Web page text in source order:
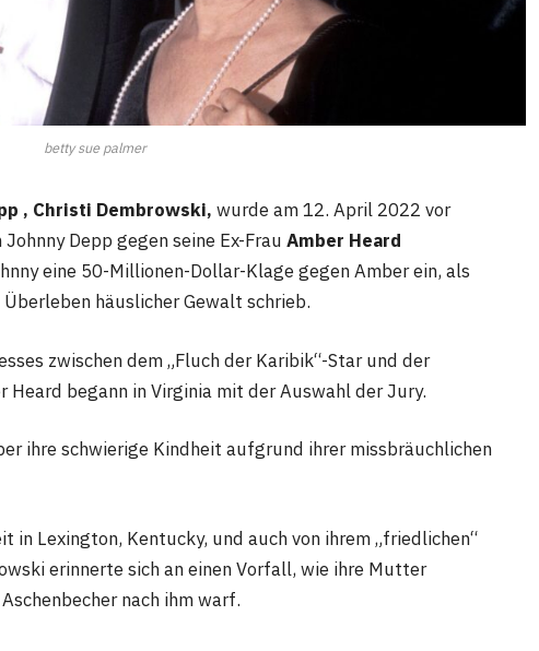
betty sue palmer
, Christi Dembrowski, wurde am 12. April 2022 vor
Depp gegen seine Ex-Frau Amber Heard
eine 50-Millionen-Dollar-Klage gegen Amber ein, als
häuslicher Gewalt schrieb.
zwischen dem „Fluch der Karibik“-Star und der
Heard begann in Virginia mit der Auswahl der Jury.
ihre schwierige Kindheit aufgrund ihrer missbräuchlichen
in Lexington, Kentucky, und auch von ihrem „friedlichen“
erinnerte sich an einen Vorfall, wie ihre Mutter
nach ihm warf.